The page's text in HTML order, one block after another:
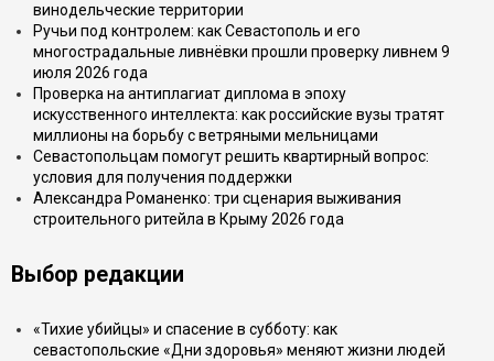
винодельческие территории
Ручьи под контролем: как Севастополь и его
многострадальные ливнёвки прошли проверку ливнем 9
июля 2026 года
Проверка на антиплагиат диплома в эпоху
искусственного интеллекта: как российские вузы тратят
миллионы на борьбу с ветряными мельницами
Севастопольцам помогут решить квартирный вопрос:
условия для получения поддержки
Александра Романенко: три сценария выживания
строительного ритейла в Крыму 2026 года
Выбор редакции
«Тихие убийцы» и спасение в субботу: как
севастопольские «Дни здоровья» меняют жизни людей